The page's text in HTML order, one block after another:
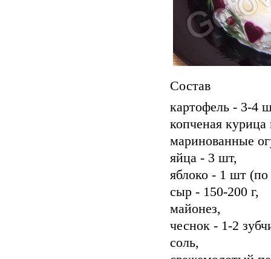
Состав
картофель - 3-4
копченая
маринованные
яйца - 3 шт,
яблоко - 1 шт
сыр - 150-200 г,
майонез,
чеснок - 1-2
соль,